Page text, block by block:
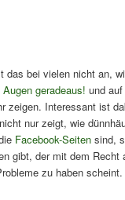
das bei vielen nicht an,
Augen geradeaus! und
zeigen. Interessant ist
nur zeigt, wie
Facebook-Seiten sind,
gibt, der mit dem Recht
zu haben scheint.